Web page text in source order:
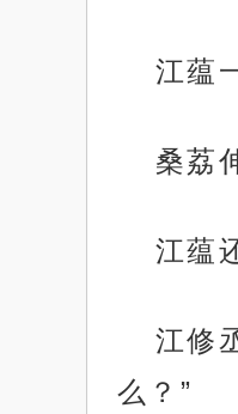
江蕴
桑荔
江蕴
江修
么？”